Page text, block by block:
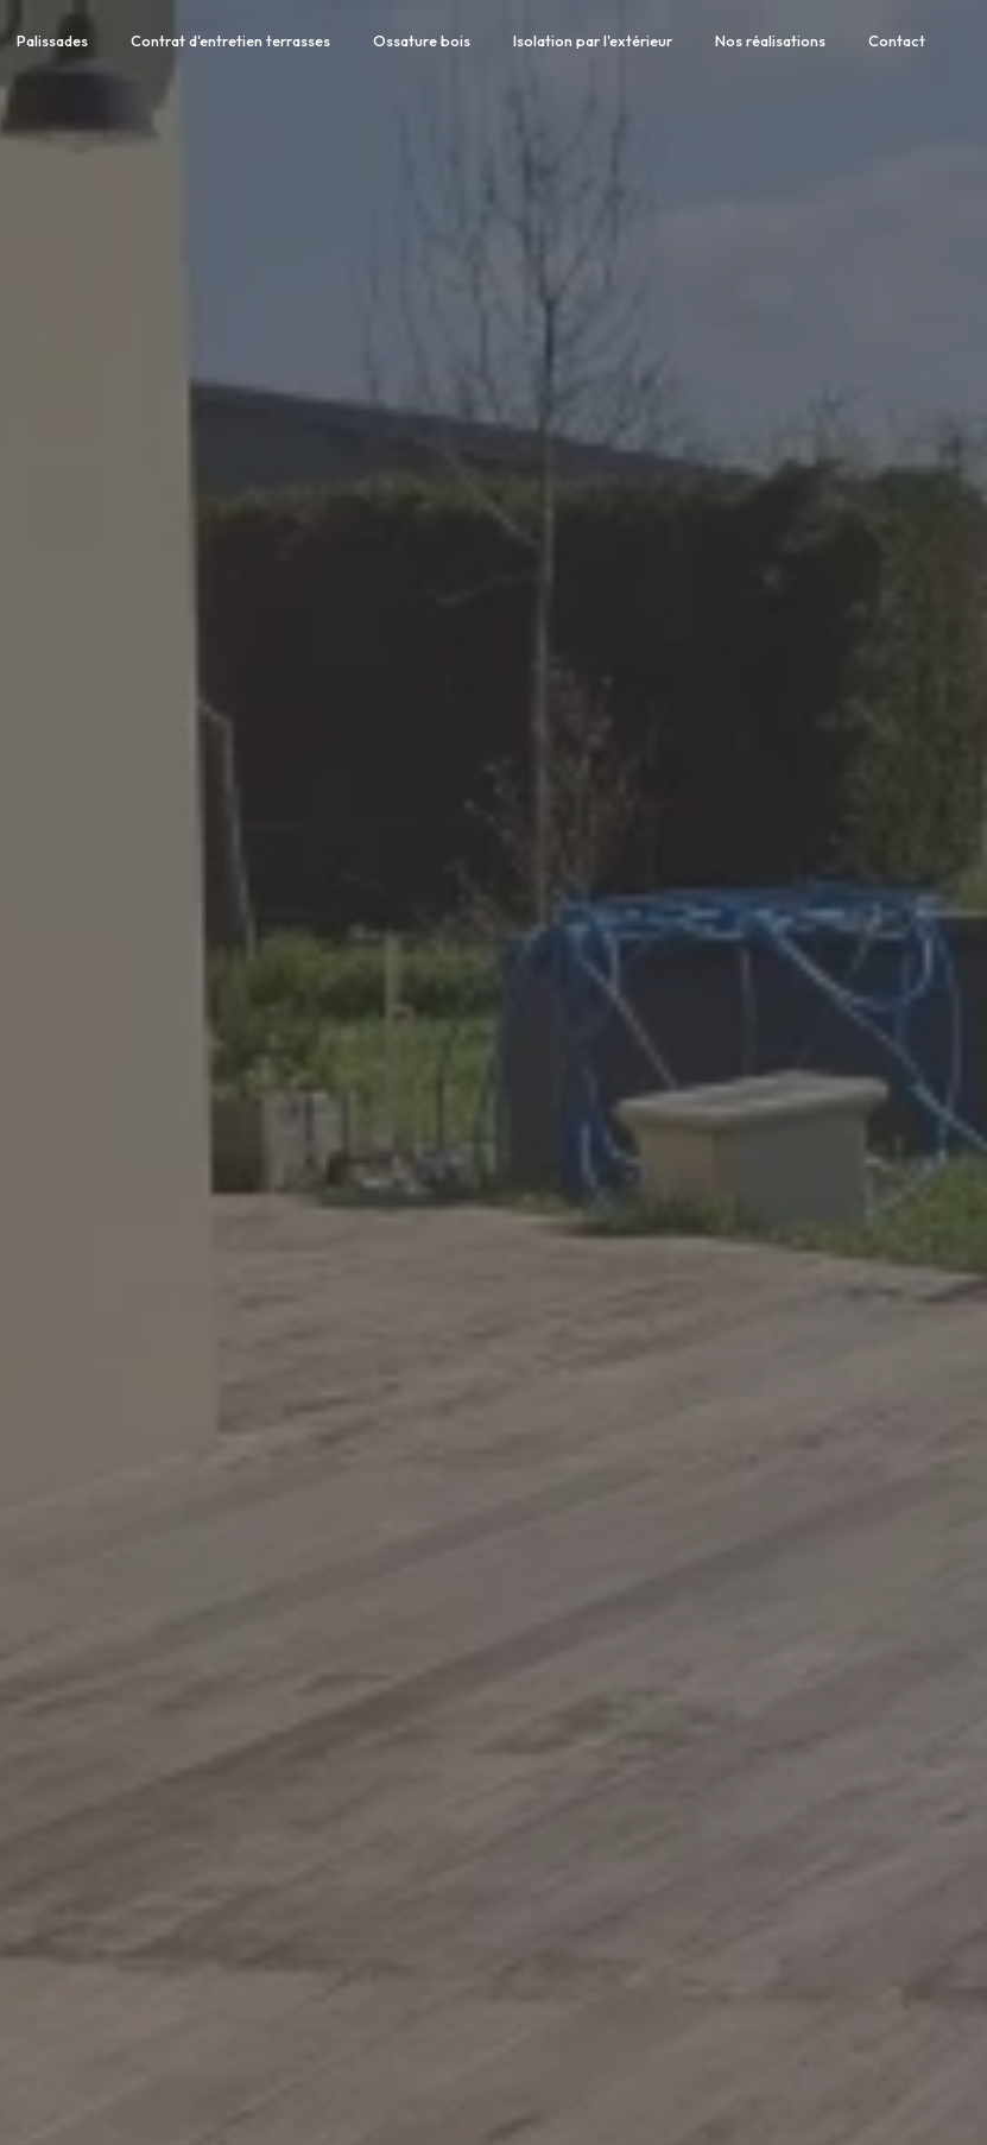
Palissades Contrat d'entretien terrasses Ossature bois Isolation par l'extérieur Nos réalisations Contact